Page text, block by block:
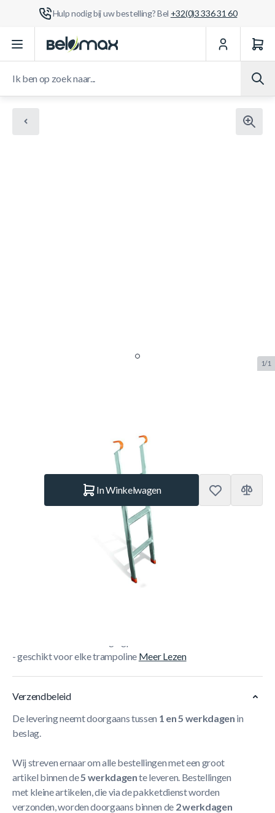
Hulp nodig bij uw bestelling? Bel +32(0)3 336 31 60
Ga naar de inhoud
1/1
In Winkelwagen
Met de trampolineladder van Etan kan je makkelijk op en
- geschikt voor elke trampoline Meer Lezen
Verzendbeleid
De levering neemt doorgaans tussen 1 en 5 werkdagen in
beslag.
Wij streven ernaar om alle bestellingen met een groot
artikel binnen de5 werkdagente leveren. Bestellingen
met kleine artikelen, die via de pakketdienst worden
verzonden, worden doorgaans binnen de 2 werkdagen